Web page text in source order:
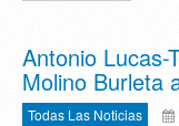
Antonio Lucas-
Molino Burleta
Todas Las Noticias